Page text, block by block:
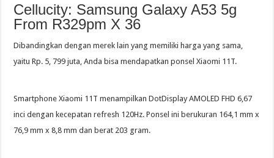
Cellucity: Samsung Galaxy A53 5g
From R329pm X 36
Dibandingkan dengan merek lain yang memiliki harga yang sama,
yaitu Rp. 5, 799 juta, Anda bisa mendapatkan ponsel Xiaomi 11T.
Smartphone Xiaomi 11T menampilkan DotDisplay AMOLED FHD 6,67
inci dengan kecepatan refresh 120Hz. Ponsel ini berukuran 164,1 mm x
76,9 mm x 8,8 mm dan berat 203 gram.